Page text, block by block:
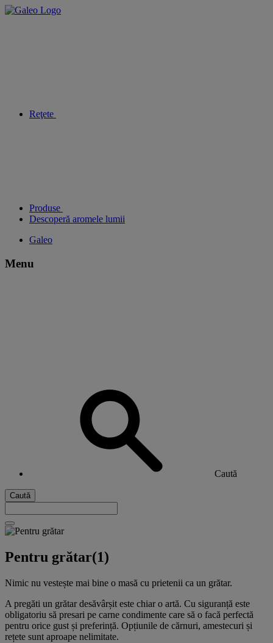
Reţete
Produse
Descoperă aromele lumii
Galeo
Menu
Caută
Caută
Pentru grătar(1)
Nimic nu vestește mai bine o masă cu prietenii ca un grătar.
A pregăti un grătar desăvârșit este chiar o artă. Cu siguranță este
obligatoriu să presari pe carne condimente care să o facă perfectă
pentru orice gust și preferință. Opțiunile de cărnuri, amestecuri și
rețete sunt aproape nelimitate.